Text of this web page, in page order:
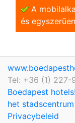
A
és
Tel: +36 (1) 227-
Boedapest
het stadscentrum
Privacybeleid